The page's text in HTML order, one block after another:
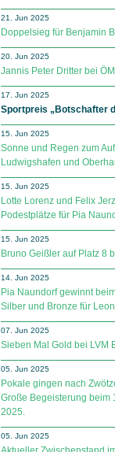
21. Jun 2025
Doppelsieg für Benjamin
20. Jun 2025
Jannis Peter Dritter bei
17. Jun 2025
Sportpreis „Botschafter
15. Jun 2025
Sonne und Regen zum
Ludwigshafen und
15. Jun 2025
Lotte Lorenz und Felix
Podestplätze für Pia
15. Jun 2025
Bruno Geißler auf Platz 8
14. Jun 2025
Pia Naundorf gewinnt
Silber und Bronze für
07. Jun 2025
Sieben Mal Gold bei LVM
05. Jun 2025
Pokale gingen nach
Große Begeisterung beim
2025.
05. Jun 2025